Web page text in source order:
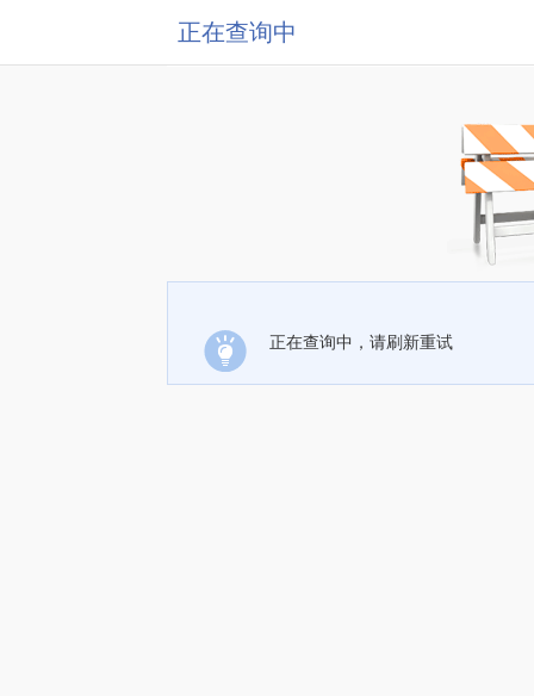
正在查询中
正在查询中，请刷新重试